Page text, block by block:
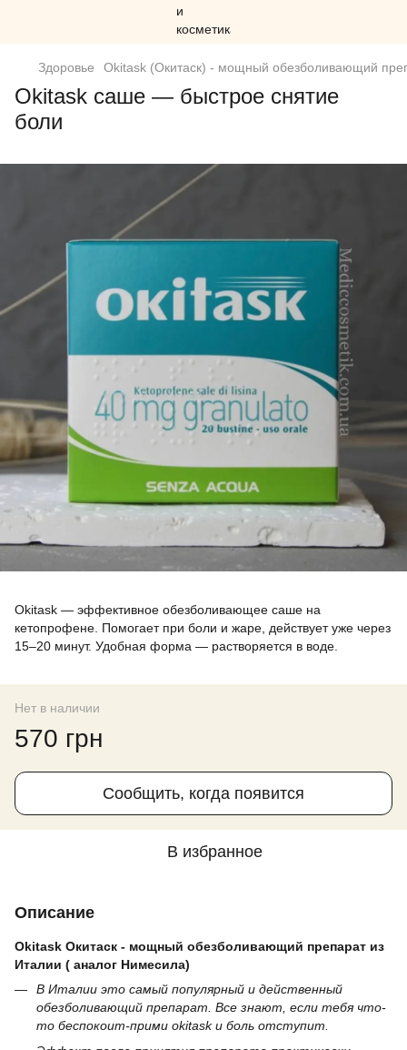
Здоровье Okitask (Окитаск) - мощный обезболивающий
Okitask саше — быстрое снятие
боли
Okitask — эффективное обезболивающее саше на
кетопрофене. Помогает при боли и жаре, действует уже через
15–20 минут. Удобная форма — растворяется в воде.
Нет в наличии
570 грн
Сообщить, когда появится
В избранное
Описание
Okitask Окитаск - мощный обезболивающий препарат из
Италии ( аналог Нимесила)
В Италии это самый популярный и действенный
обезболивающий препарат. Все знают, если тебя что-
то беспокоит-прими okitask и боль отступит.